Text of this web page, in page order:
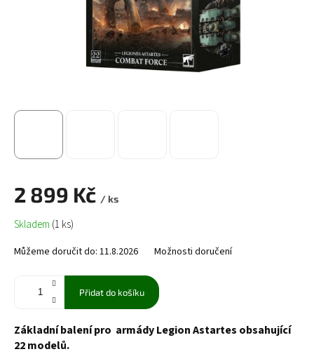
2 899 Kč / ks
Měrná
cena:
Skladem (1 ks)
Můžeme doručit do: 11.8.2026 Možnosti doručení
Přidat do košíku
Základní balení pro armády Legion Astartes obsahující
22 modelů.